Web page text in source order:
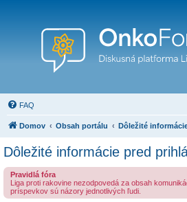
FAQ
Domov Obsah portálu Dôležité
Dôležité informácie pred
Pravidlá fóra
Liga proti rakovine nezodpovedá za obsah
príspevkov sú názory jednotlivých ľudi.